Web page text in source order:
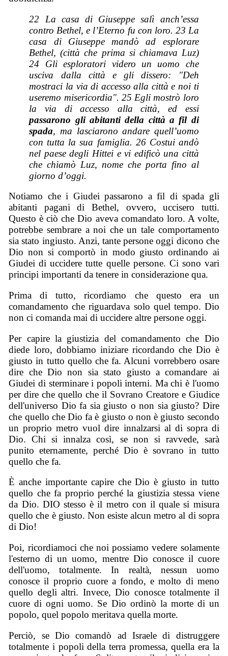
22 La casa di Giuseppe salì anch’essa
contro Bethel, e l’Eterno fu con loro. 23 La
casa di Giuseppe mandò ad esplorare
Bethel, (città che prima si chiamava Luz)
24 Gli esploratori videro un uomo che
usciva dalla città e gli dissero: "Deh
mostraci la via di accesso alla città e noi ti
useremo misericordia". 25 Egli mostrò loro
la via di accesso alla città, ed essi
passarono gli abitanti della città a fil di
spada, ma lasciarono andare quell’uomo
con tutta la sua famiglia. 26 Costui andò
nel paese degli Hittei e vi edificò una città
che chiamò Luz, nome che porta fino al
giorno d’oggi.
Notiamo che i Giudei passarono a fil di spada gli
abitanti pagani di Bethel, ovvero, uccisero tutti.
Questo è ciò che Dio aveva comandato loro. A volte,
potrebbe sembrare a noi che un tale comportamento
sia stato ingiusto. Anzi, tante persone oggi dicono che
Dio non si comportò in modo giusto ordinando ai
Giudei di uccidere tutte quelle persone. Ci sono vari
principi importanti da tenere in considerazione qua.
Prima di tutto, ricordiamo che questo era un
comandamento che riguardava solo quel tempo. Dio
non ci comanda mai di uccidere altre persone oggi.
Per capire la giustizia del comandamento che Dio
diede loro, dobbiamo iniziare ricordando che Dio è
giusto in tutto quello che fa. Alcuni vorrebbero osare
dire che Dio non sia stato giusto a comandare ai
Giudei di sterminare i popoli interni. Ma chi è l'uomo
per dire che quello che il Sovrano Creatore e Giudice
dell'universo Dio fa sia giusto o non sia giusto? Dire
che quello che Dio fa è giusto o non è giusto secondo
un proprio metro vuol dire innalzarsi al di sopra di
Dio. Chi si innalza così, se non si ravvede, sarà
punito eternamente, perché Dio è sovrano in tutto
quello che fa.
È anche importante capire che Dio è giusto in tutto
quello che fa proprio perché la giustizia stessa viene
da Dio. DIO stesso è il metro con il quale si misura
quello che è giusto. Non esiste alcun metro al di sopra
di Dio!
Poi, ricordiamoci che noi possiamo vedere solamente
l'esterno di un uomo, mentre Dio conosce il cuore
dell'uomo, totalmente. In realtà, nessun uomo
conosce il proprio cuore a fondo, e molto di meno
quello degli altri. Invece, Dio conosce totalmente il
cuore di ogni uomo. Se Dio ordinò la morte di un
popolo, quel popolo meritava quella morte.
Perciò, se Dio comandò ad Israele di distruggere
totalmente i popoli della terra promessa, quella era la